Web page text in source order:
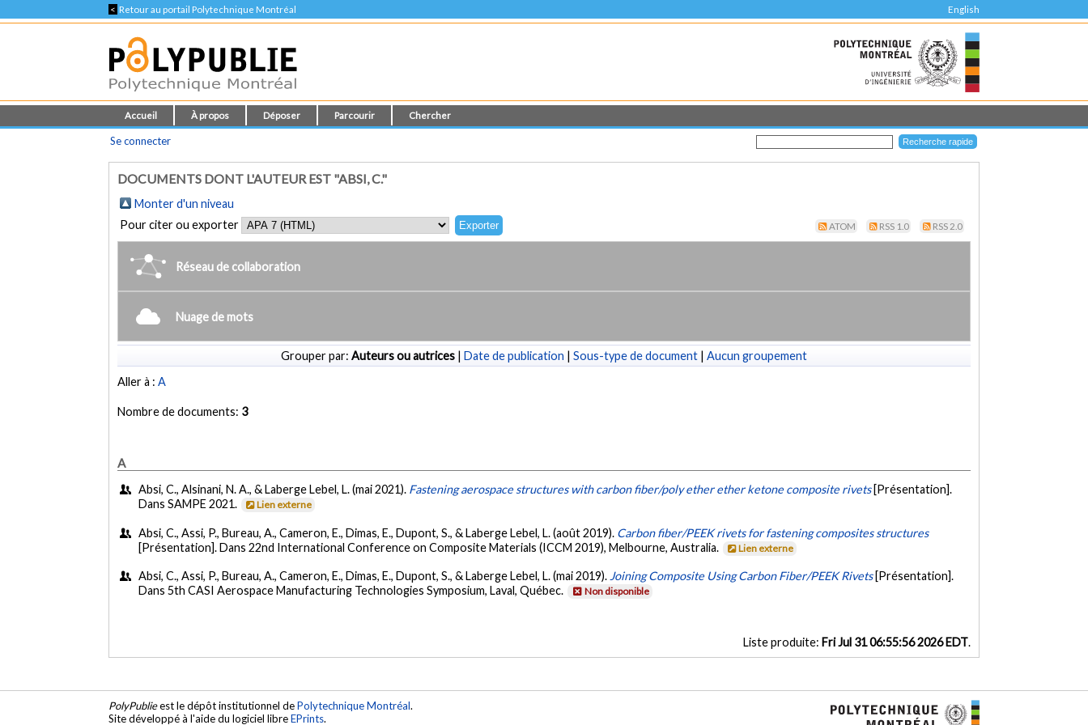
< Retour au portail Polytechnique Montréal English
Accueil À propos Déposer Parcourir Chercher
Se connecter
DOCUMENTS DONT L'AUTEUR EST "ABSI, C."
Monter d'un niveau
Pour citer ou exporter
ATOM RSS 1.0 RSS 2.0
Réseau de collaboration
Nuage de mots
Grouper par: Auteurs ou autrices | Date de publication | Sous-type de document | Aucun groupement
Aller à :A
Nombre de documents: 3
A
Absi, C., Alsinani, N. A., & Laberge Lebel, L. (mai 2021). Fastening aerospace structures with carbon fiber/poly ether ether ketone composite rivets [Présentation].
Dans SAMPE 2021.
Lien externe
Absi, C., Assi, P., Bureau, A., Cameron, E., Dimas, E., Dupont, S., & Laberge Lebel, L. (août 2019). Carbon fiber/PEEK rivets for fastening composites structures
[Présentation]. Dans 22nd International Conference on Composite Materials (ICCM 2019), Melbourne, Australia.
Lien externe
Absi, C., Assi, P., Bureau, A., Cameron, E., Dimas, E., Dupont, S., & Laberge Lebel, L. (mai 2019). Joining Composite Using Carbon Fiber/PEEK Rivets [Présentation].
Dans 5th CASI Aerospace Manufacturing Technologies Symposium, Laval, Québec.
Non disponible
Liste produite: Fri Jul 31 06:55:56 2026 EDT.
PolyPublieest le dépôt institutionnel dePolytechnique Montréal.
Site développé à l'aide du logiciel libreEPrints.